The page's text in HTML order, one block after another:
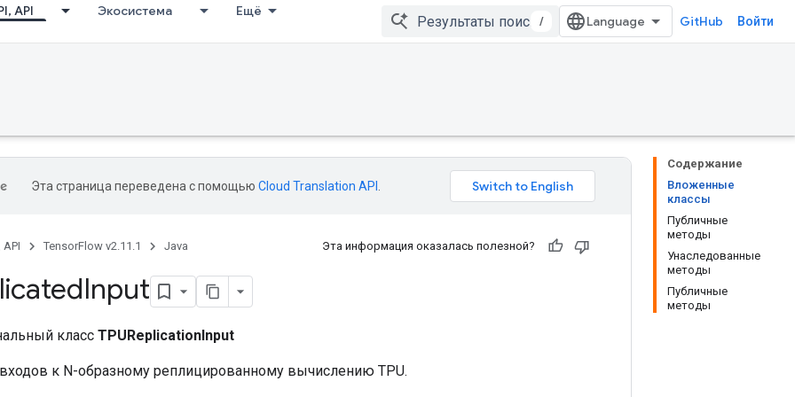
API Экосистема Ещё
/ GitHub Войти
Содержание
Вложенные
классы
Публичные
методы
Унаследованные
методы
Публичные
методы
Эта страница переведена с помощью Cloud Translation API
API TensorFlow v2.11.1 Java Эта информация оказалась полезной?
Input
класс TPUReplicationInput
к N-образному реплицированному вычислению TPU.